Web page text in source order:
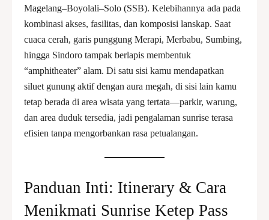
Magelang–Boyolali–Solo (SSB). Kelebihannya ada pada
kombinasi akses, fasilitas, dan komposisi lanskap. Saat
cuaca cerah, garis punggung Merapi, Merbabu, Sumbing,
hingga Sindoro tampak berlapis membentuk
“amphitheater” alam. Di satu sisi kamu mendapatkan
siluet gunung aktif dengan aura megah, di sisi lain kamu
tetap berada di area wisata yang tertata—parkir, warung,
dan area duduk tersedia, jadi pengalaman sunrise terasa
efisien tanpa mengorbankan rasa petualangan.
Panduan Inti: Itinerary & Cara
Menikmati Sunrise Ketep Pass